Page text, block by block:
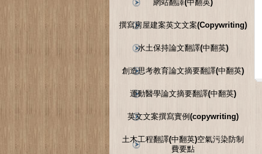
網站翻譯(中翻英)
撰寫房屋建案英文文案(Copywriting)
水土保持論文翻譯(中翻英)
創造思考教育論文摘要翻譯(中翻英)
運動醫學論文摘要翻譯(中翻英)
英文文案撰寫實例(copywriting)
土木工程翻譯(中翻英)空氣污染防制
費要點